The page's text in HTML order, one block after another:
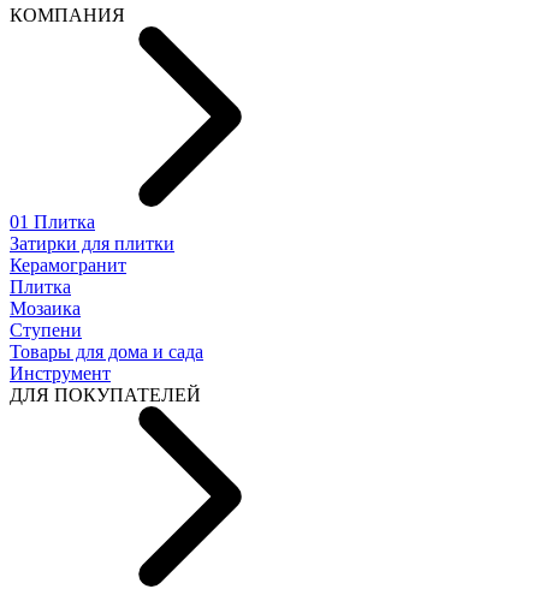
КОМПАНИЯ
01 Плитка
Затирки для плитки
Керамогранит
Плитка
Мозаика
Ступени
Товары для дома и сада
Инструмент
ДЛЯ ПОКУПАТЕЛЕЙ